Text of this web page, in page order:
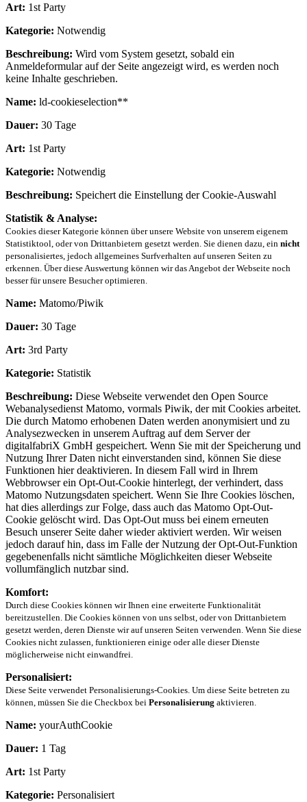
Art: 1st Party
Kategorie: Notwendig
Beschreibung: Wird vom System gesetzt, sobald ein
Anmeldeformular auf der Seite angezeigt wird, es werden noch
keine Inhalte geschrieben.
Name: ld-cookieselection**
Dauer: 30 Tage
Art: 1st Party
Kategorie: Notwendig
Beschreibung: Speichert die Einstellung der Cookie-Auswahl
Statistik & Analyse:
Cookies dieser Kategorie können über unsere Website von unserem eigenem
Statistiktool, oder von Drittanbietern gesetzt werden. Sie dienen dazu, ein nicht
personalisiertes, jedoch allgemeines Surfverhalten auf unseren Seiten zu
erkennen. Über diese Auswertung können wir das Angebot der Webseite noch
besser für unsere Besucher optimieren.
Name: Matomo/Piwik
Dauer: 30 Tage
Art: 3rd Party
Kategorie: Statistik
Beschreibung: Diese Webseite verwendet den Open Source
Webanalysedienst Matomo, vormals Piwik, der mit Cookies arbeitet.
Die durch Matomo erhobenen Daten werden anonymisiert und zu
Analysezwecken in unserem Auftrag auf dem Server der
digitalfabriX GmbH gespeichert. Wenn Sie mit der Speicherung und
Nutzung Ihrer Daten nicht einverstanden sind, können Sie diese
Funktionen hier deaktivieren. In diesem Fall wird in Ihrem
Webbrowser ein Opt-Out-Cookie hinterlegt, der verhindert, dass
Matomo Nutzungsdaten speichert. Wenn Sie Ihre Cookies löschen,
hat dies allerdings zur Folge, dass auch das Matomo Opt-Out-
Cookie gelöscht wird. Das Opt-Out muss bei einem erneuten
Besuch unserer Seite daher wieder aktiviert werden. Wir weisen
jedoch darauf hin, dass im Falle der Nutzung der Opt-Out-Funktion
gegebenenfalls nicht sämtliche Möglichkeiten dieser Webseite
vollumfänglich nutzbar sind.
Komfort:
Durch diese Cookies können wir Ihnen eine erweiterte Funktionalität
bereitzustellen. Die Cookies können von uns selbst, oder von Drittanbietern
gesetzt werden, deren Dienste wir auf unseren Seiten verwenden. Wenn Sie diese
Cookies nicht zulassen, funktionieren einige oder alle dieser Dienste
möglicherweise nicht einwandfrei.
Personalisiert:
Diese Seite verwendet Personalisierungs-Cookies. Um diese Seite betreten zu
können, müssen Sie die Checkbox bei Personalisierung aktivieren.
Name: yourAuthCookie
Dauer: 1 Tag
Art: 1st Party
Kategorie: Personalisiert